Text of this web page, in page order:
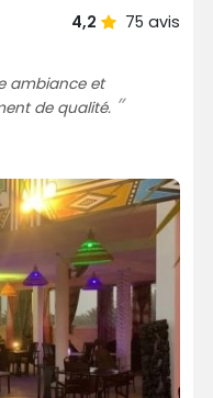
4,2 75 avis
de qualité.